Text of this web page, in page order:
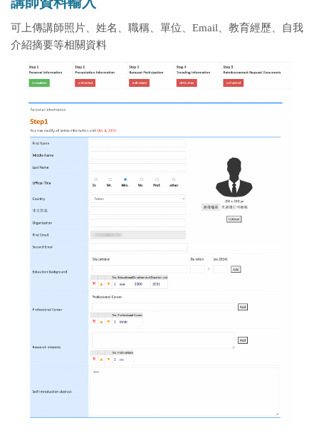
可上傳講師照片、姓名、職稱、單位、Email、教育經歷、自我
介紹摘要等相關資料